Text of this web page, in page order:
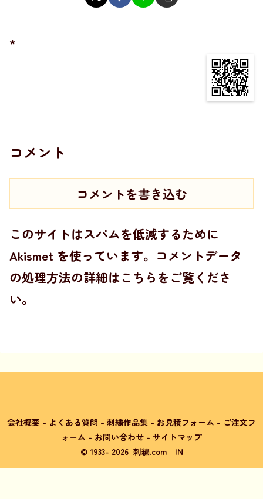
*
コメント
コメントを書き込む
このサイトはスパムを低減するために
Akismet を使っています。 コメントデータ
の処理方法の詳細はこちらをご覧くださ
い。
会社概要 - よくある質問 - 刺繍作品集 - お見積フォーム - ご注文フ
ォーム - お問い合わせ - サイトマップ
© 1933- 2026 刺繍.com IN